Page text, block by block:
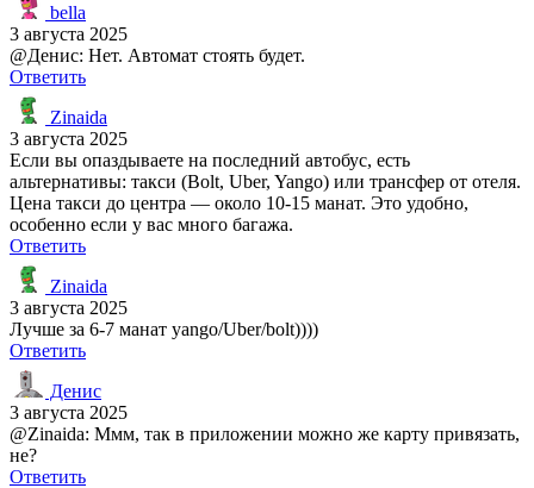
bella
3 августа 2025
@Денис: Нет. Автомат стоять будет.
Ответить
Zinaida
3 августа 2025
Если вы опаздываете на последний автобус, есть
альтернативы: такси (Bolt, Uber, Yango) или трансфер от отеля.
Цена такси до центра — около 10-15 манат. Это удобно,
особенно если у вас много багажа.
Ответить
Zinaida
3 августа 2025
Лучше за 6-7 манат yango/Uber/bolt))))
Ответить
Денис
3 августа 2025
@Zinaida: Ммм, так в приложении можно же карту привязать,
не?
Ответить